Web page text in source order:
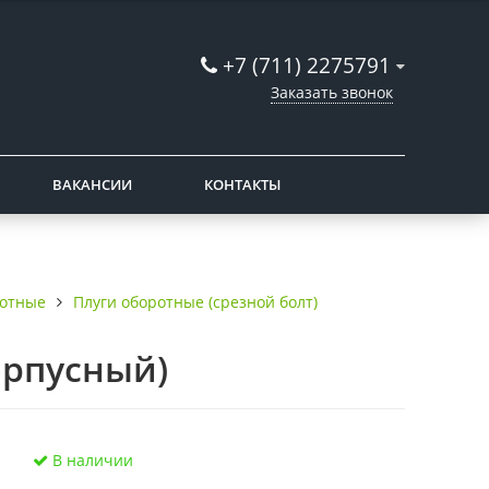
+7 (711) 2275791
Заказать звонок
ВАКАНСИИ КОНТАКТЫ
Плуги оборотные (срезной болт)
В наличии